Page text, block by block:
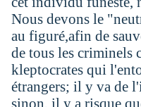
Nous devons le
au figuré,afin de
de tous les criminels
kleptocrates qui
étrangers; il y va de
sinon, il y a risque